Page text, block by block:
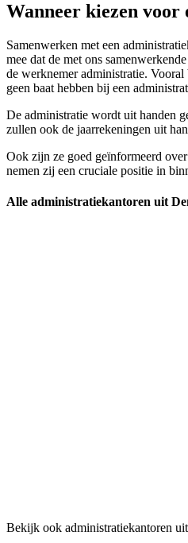
Wanneer kiezen
Samenwerken met een
mee dat de met ons
de werknemer administratie.
geen baat hebben bij een
De administratie wordt uit handen
zullen ook de jaarrekeningen uit
Ook zijn ze goed geïnformeerd
nemen zij een cruciale positie in
Alle administratiekantoren uit
Bekijk ook administratiekantoren uit